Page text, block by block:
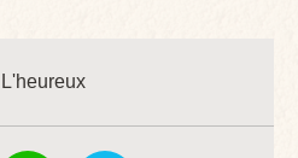
L'heureux